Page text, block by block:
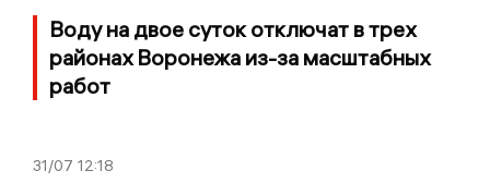
Воду на двое суток отключат в трех
районах Воронежа из-за масштабных
работ
31/07 12:18